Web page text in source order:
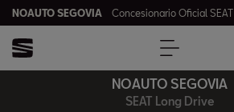
NOAUTO SEGOVIA Concesionario Oficial SEAT
NOAUTO SEGOVIA
SEAT Long Drive